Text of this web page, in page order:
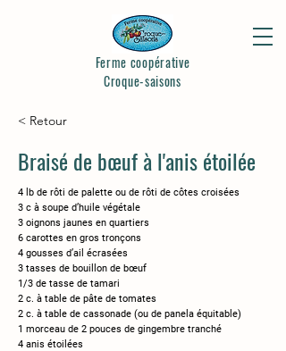
Ferme coopérative
Croque-saisons
< Retour
Braisé de bœuf à l'anis étoilée
4 lb de rôti de palette ou de rôti de côtes croisées
3 c à soupe d’huile végétale
3 oignons jaunes en quartiers
6 carottes en gros tronçons
4 gousses d’ail écrasées
3 tasses de bouillon de bœuf
1/3 de tasse de tamari
2 c. à table de pâte de tomates
2 c. à table de cassonade (ou de panela équitable)
1 morceau de 2 pouces de gingembre tranché
4 anis étoilées